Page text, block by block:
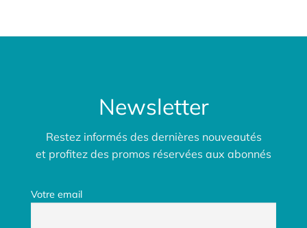
Newsletter
Restez informés des dernières nouveautés
et profitez des promos réservées aux abonnés
Votre email